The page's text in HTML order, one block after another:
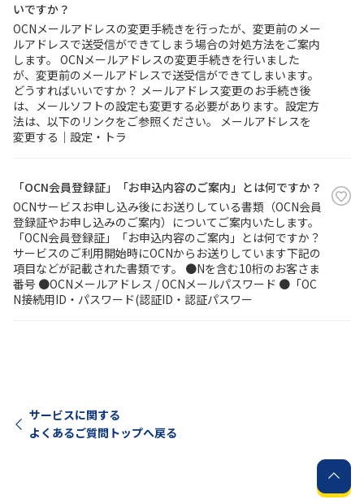
いですか？
OCNメールアドレスの変更手続きを行ったが、変更前のメー
ルアドレスで送受信ができてしまう場合の対処方法をご案内
します。 OCNメールアドレスの変更手続きを行いました
が、変更前のメールアドレスで送受信ができてしまいます。
どうすればいいですか？ メールアドレス変更のお手続き後
は、メールソフトの設定も変更する必要があります。設定方
法は、以下のリンクをご参照ください。 メールアドレスを
変更する｜設定・トラ
「OCN会員登録証」「お申込内容のご案内」とは何ですか？
OCNサービスお申し込み後にお送りしている書類（OCN会員
登録証やお申し込みのご案内）についてご案内いたします。
「OCN会員登録証」「お申込内容のご案内」とは何ですか？
サービスのご利用開始時にOCNからお送りしています下記の
項目などが記載された書類です。 ●Nを含む10桁のお客さま
番号 ●OCNメールアドレス / OCNメールパスワード ●「OC
N接続用ID・パスワード(認証ID・認証パスワー
サービスに関する
よくあるご質問トップへ戻る